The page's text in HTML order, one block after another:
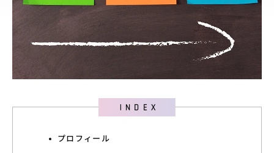
導入事例
ユースケース
資料ダウンロード
プロフィール